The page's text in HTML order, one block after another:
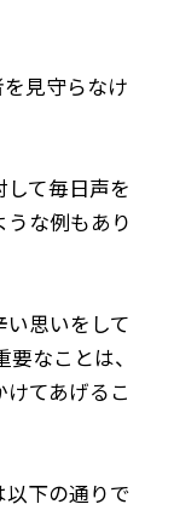
見守らなけ
て毎日声を
な例もあり
思いをして
なことは、
てあげるこ
以下の通りで